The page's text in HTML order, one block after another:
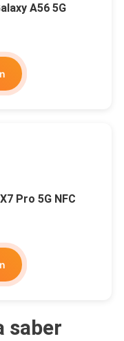
A56 5G
Pro 5G NFC
saber